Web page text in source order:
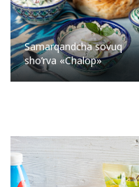
Samarqandcha sovuq
sho’rva «Chalop»